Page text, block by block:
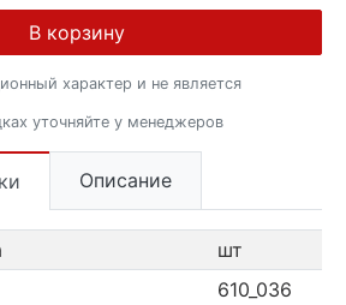
В корзину
характер и не является
уточняйте у менеджеров
Описание
шт
610_036